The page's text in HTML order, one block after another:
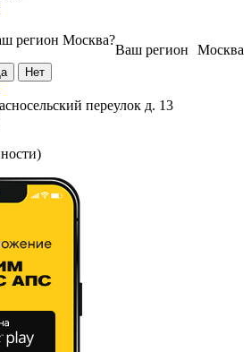
Москва
Ваш регион
регион Москва?
переулок д. 13